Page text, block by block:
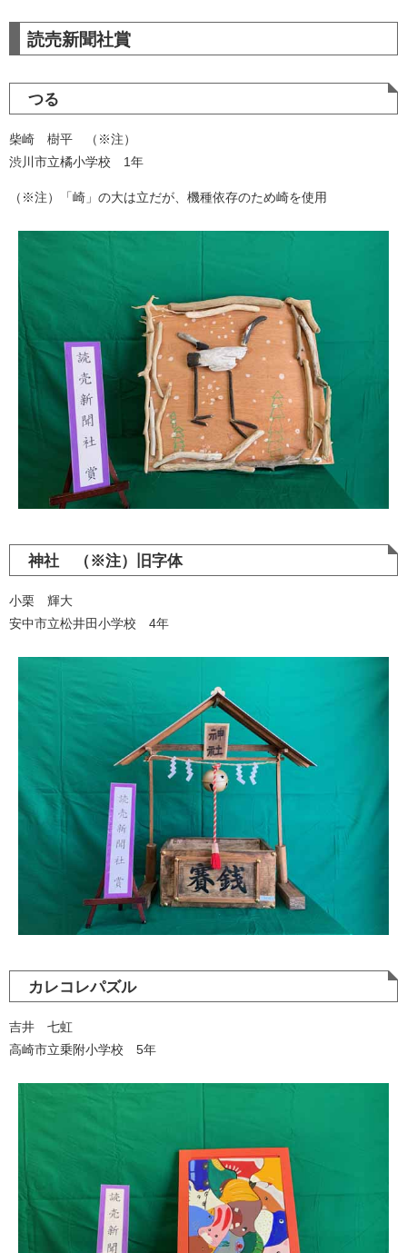
読売新聞社賞
つる
柴崎 樹平 （※注）
渋川市立橘小学校 1年
（※注）「崎」の大は立だが、機種依存のため崎を使用
神社 （※注）旧字体
小栗 輝大
安中市立松井田小学校 4年
カレコレパズル
吉井 七虹
高崎市立乗附小学校 5年